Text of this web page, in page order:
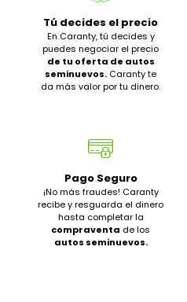
Tú decides el precio
En Caranty, tú decides y
puedes negociar el precio
de tu oferta de autos
seminuevos. Caranty te
da más valor por tu dinero.
Pago Seguro
¡No más fraudes! Caranty
recibe y resguarda el dinero
hasta completar la
compraventa de los
autos seminuevos.